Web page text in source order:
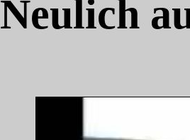
Neulich